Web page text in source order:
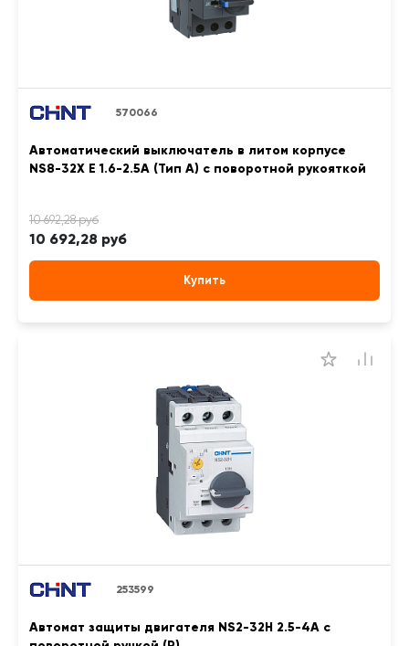
570066
Автоматический выключатель в литом корпусе
NS8-32X E 1.6-2.5A (Тип A) с поворотной рукояткой
10 692,28 руб
Купить
253599
Автомат защиты двигателя NS2-32H 2.5-4А с